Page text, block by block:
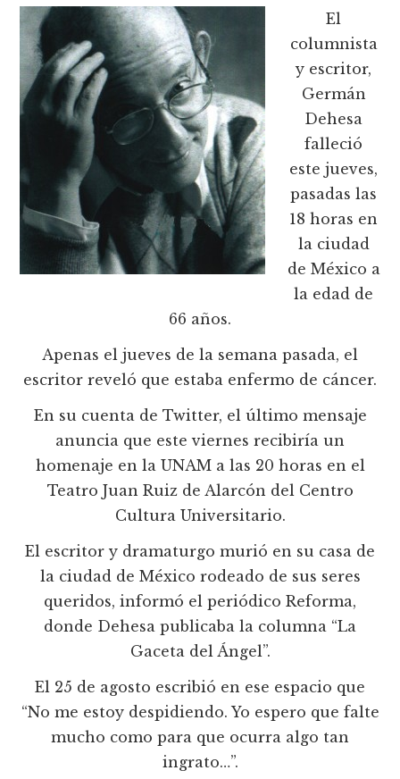
El
columnista
y escritor,
Germán
Dehesa
falleció
este jueves,
pasadas las
18 horas en
la ciudad
de México a
la edad de
66 años.
Apenas el jueves de la semana pasada, el
escritor reveló que estaba enfermo de cáncer.
En su cuenta de Twitter, el último mensaje
anuncia que este viernes recibiría un
homenaje en la UNAM a las 20 horas en el
Teatro Juan Ruiz de Alarcón del Centro
Cultura Universitario.
El escritor y dramaturgo murió en su casa de
la ciudad de México rodeado de sus seres
queridos, informó el periódico Reforma,
donde Dehesa publicaba la columna “La
Gaceta del Ángel”.
El 25 de agosto escribió en ese espacio que
“No me estoy despidiendo. Yo espero que falte
mucho como para que ocurra algo tan
ingrato…”.